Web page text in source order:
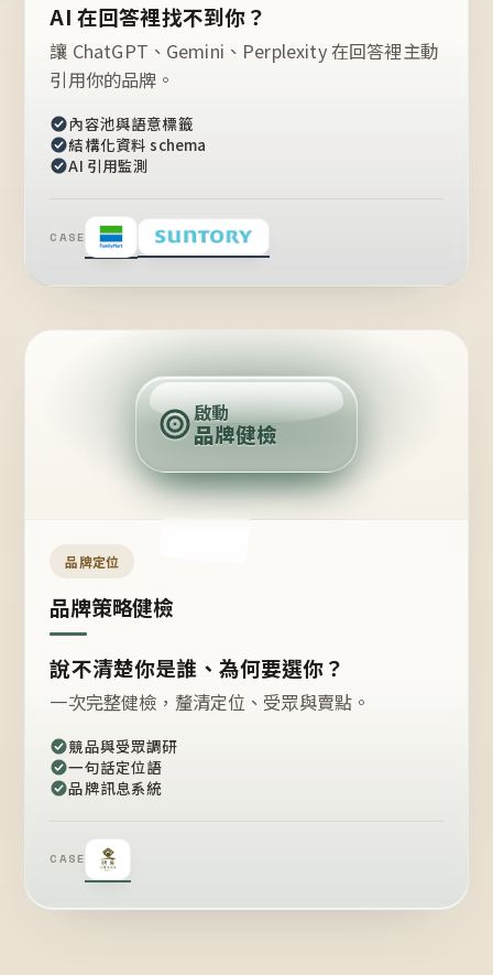
AI 在回答裡找不到你？
讓 ChatGPT、Gemini、Perplexity 在回答裡主動
引用你的品牌。
內容池與語意標籤
結構化資料 schema
AI 引用監測
CASE
定
位
點
啟動
品牌健檢
品牌定位
品牌策略健檢
說不清楚你是誰、為何要選你？
一次完整健檢，釐清定位、受眾與賣點。
競品與受眾調研
一句話定位語
品牌訊息系統
CASE